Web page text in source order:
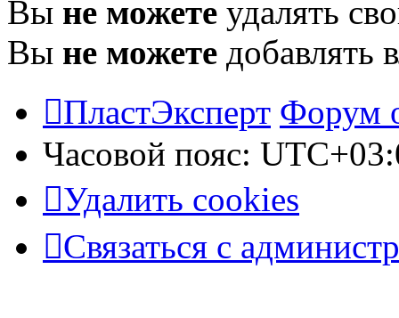
Вы не можете удалять
Вы не можете добавлять
ПластЭксперт Форум
Часовой пояс:
Удалить cookies
Связаться с